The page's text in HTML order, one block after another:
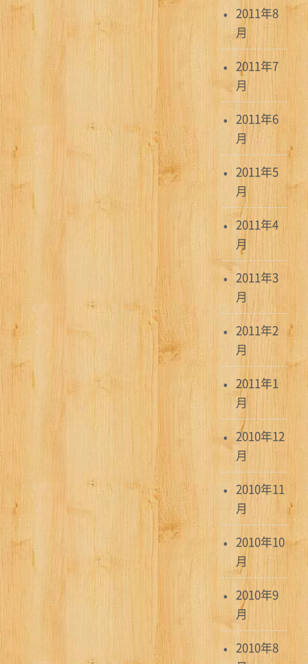
2011年8
月
2011年7
月
2011年6
月
2011年5
月
2011年4
月
2011年3
月
2011年2
月
2011年1
月
2010年12
月
2010年11
月
2010年10
月
2010年9
月
2010年8